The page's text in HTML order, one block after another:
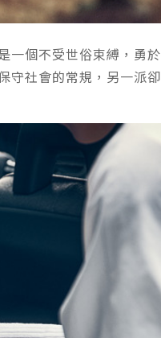
個不受世俗束縛，勇
社會的常規，另一派